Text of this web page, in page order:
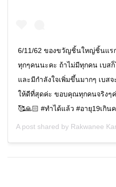
6/11/62 ของขวัญชิ้นใหญ่ชิ้นแร
ทุกๆคนนะคะ ถ้าไม่มีทุกคน เบส
และมีกำลังใจเพิ่มขึ้นมากๆ เบส
ให้ดีที่สุดค่ะ ขอบคุณทุกคนจริงๆ
🥰🙏🏻 #ทำได้แล้ว #อายุ19เกิน
A post shared by Rakwanee